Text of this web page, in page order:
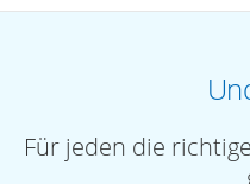
Für jeden die